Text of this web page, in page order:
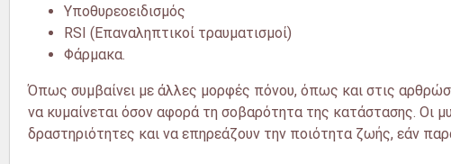
Υποθυρεοειδισμός
RSI (Επαναληπτικοί τραυματισμοί)
Φάρμακα.
Όπως συμβαίνει με άλλες μορφές πόνου, όπως και στις
να κυμαίνεται όσον αφορά τη σοβαρότητα της κατάστασης. Οι
δραστηριότητες και να επηρεάζουν την ποιότητα ζωής, εάν